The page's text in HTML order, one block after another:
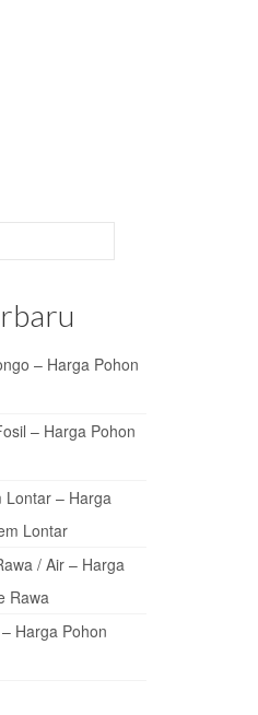
– Harga Pohon
– Harga Pohon
Lontar – Harga
Lontar
/ Air – Harga
Rawa
Harga Pohon